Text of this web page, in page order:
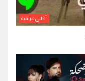
أغاني عراقية